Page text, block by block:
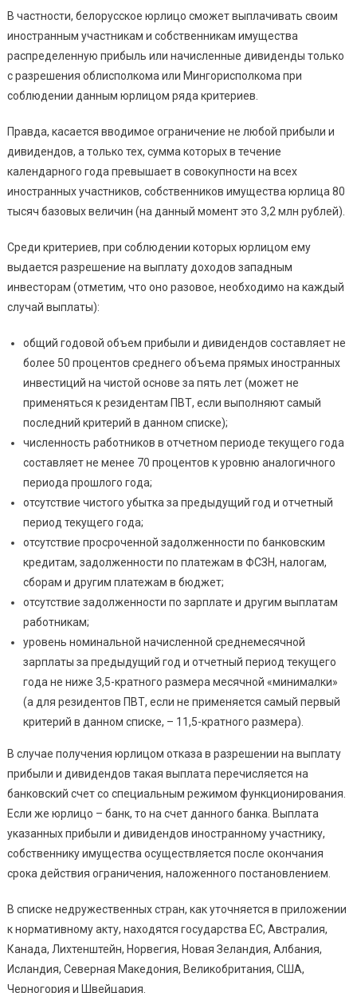
В частности, белорусское юрлицо сможет выплачивать своим
иностранным участникам и собственникам имущества
распределенную прибыль или начисленные дивиденды только
с разрешения облисполкома или Мингорисполкома при
соблюдении данным юрлицом ряда критериев.
Правда, касается вводимое ограничение не любой прибыли и
дивидендов, а только тех, сумма которых в течение
календарного года превышает в совокупности на всех
иностранных участников, собственников имущества юрлица 80
тысяч базовых величин (на данный момент это 3,2 млн рублей).
Среди критериев, при соблюдении которых юрлицом ему
выдается разрешение на выплату доходов западным
инвесторам (отметим, что оно разовое, необходимо на каждый
случай выплаты):
общий годовой объем прибыли и дивидендов составляет не
более 50 процентов среднего объема прямых иностранных
инвестиций на чистой основе за пять лет (может не
применяться к резидентам ПВТ, если выполняют самый
последний критерий в данном списке);
численность работников в отчетном периоде текущего года
составляет не менее 70 процентов к уровню аналогичного
периода прошлого года;
отсутствие чистого убытка за предыдущий год и отчетный
период текущего года;
отсутствие просроченной задолженности по банковским
кредитам, задолженности по платежам в ФСЗН, налогам,
сборам и другим платежам в бюджет;
отсутствие задолженности по зарплате и другим выплатам
работникам;
уровень номинальной начисленной среднемесячной
зарплаты за предыдущий год и отчетный период текущего
года не ниже 3,5-кратного размера месячной «минималки»
(а для резидентов ПВТ, если не применяется самый первый
критерий в данном списке, – 11,5-кратного размера).
В случае получения юрлицом отказа в разрешении на выплату
прибыли и дивидендов такая выплата перечисляется на
банковский счет со специальным режимом функционирования.
Если же юрлицо – банк, то на счет данного банка. Выплата
указанных прибыли и дивидендов иностранному участнику,
собственнику имущества осуществляется после окончания
срока действия ограничения, наложенного постановлением.
В списке недружественных стран, как уточняется в приложении
к нормативному акту, находятся государства ЕС, Австралия,
Канада, Лихтенштейн, Норвегия, Новая Зеландия, Албания,
Исландия, Северная Македония, Великобритания, США,
Черногория и Швейцария.